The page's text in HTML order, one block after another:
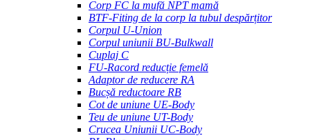
Corp FC la mufă NPT mamă
BTF-Fiting de la corp la tubul despărțitor
Corpul U-Union
Corpul uniunii BU-Bulkwall
Cuplaj C
FU-Racord reducție femelă
Adaptor de reducere RA
Bucșă reductoare RB
Cot de uniune UE-Body
Teu de uniune UT-Body
Crucea Uniunii UC-Body